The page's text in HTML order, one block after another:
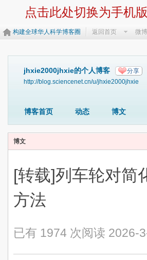
点击此处切换为手机
构建全球华人科学博客圈 返回首页 微博
jhxie2000jhxie的个人博客 分享
http://blog.sciencenet.cn/u/jhxie2000jhxie
博客首页 动态 博文
博文
[转载]列车轮对简
方法
已有 1974 次阅读 2026-